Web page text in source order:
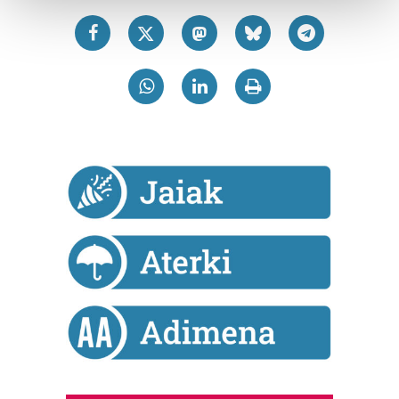
Guk eta gure bazkideek zure datu pertsonalak
prozesatzen ditugu, zure IP zenbakia, besteak beste,
teknologia erabiliz, cookieak adibidez, iragarki eta eduki
erabiltzen dituen hauta dezakezu.
Bazkide batzuek ez dizute baimenik eskatzen, eta beren
interes komertzial legitimoetan babesten dira. Ikusi gure
bazkideen zerrenda, beren ustez zein helburutarako
duten interes legitimoa eta horren aurka nola egin
dezakezun ikusteko.
Lortu zure datu pertsonalak prozesatzeko moduari